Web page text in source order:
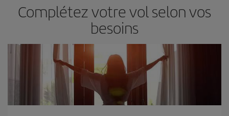
Complétez votre vol selon vos
besoins